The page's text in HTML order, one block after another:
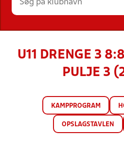
U11 DRENGE 3
PULJE 3
KAMPPROGRAM
OPSLAGSTAVLEN